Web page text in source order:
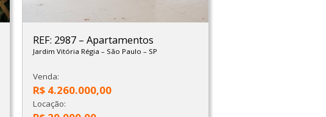
REF: 2987 –Apartamentos
Jardim Vitória Régia– São Paulo– SP
Venda:
R$ 4.260.000,00
Locação: